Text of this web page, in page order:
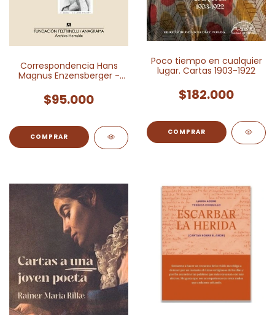
Correspondencia Hans
Magnus Enzensberger -
$95.000
Poco tiempo en cualquier
lugar. Cartas 1903-1922
$182.000